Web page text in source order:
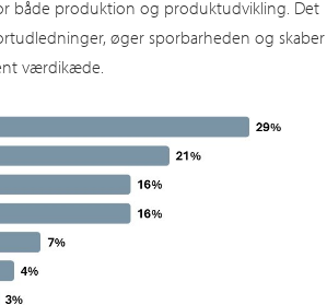
både produktion og produktudvikling. Det
øger sporbarheden og skaber
værdikæde.